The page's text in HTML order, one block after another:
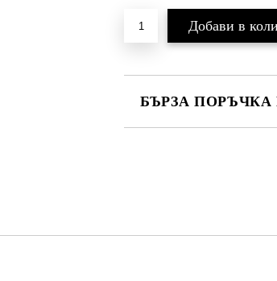
БЪРЗА ПОРЪЧКА